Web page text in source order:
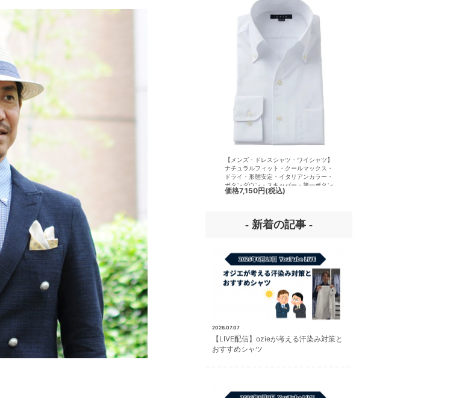
【メンズ・ドレスシャツ・ワイシャツ】
ナチュラルフィット・クールマックス・
ドライ・形態安定・イタリアンカラー・
ボタンダウン・スキッパー・第一ボタン
無し
価格7,150円(税込)
- 新着の記事 -
2026.07.07
【LIVE配信】ozieが考える汗染み対策と
おすすめシャツ